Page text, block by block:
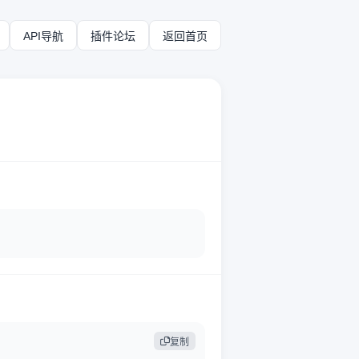
API导航 插件论坛 返回首页
复制